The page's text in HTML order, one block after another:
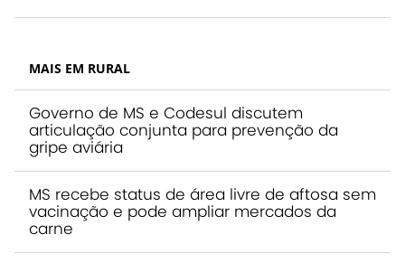
MAIS EM RURAL
Governo de MS e Codesul discutem
articulação conjunta para prevenção da
gripe aviária
MS recebe status de área livre de aftosa sem
vacinação e pode ampliar mercados da
carne